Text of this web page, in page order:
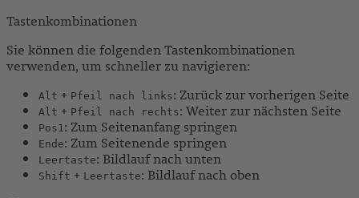
Tastenkombinationen
Sie können die folgenden Tastenkombinationen
verwenden, um schneller zu navigieren:
Alt + Pfeil nach links: Zurück zur vorherigen Seite
Alt + Pfeil nach rechts: Weiter zur nächsten Seite
Pos1: Zum Seitenanfang springen
Ende: Zum Seitenende springen
Leertaste: Bildlauf nach unten
Shift + Leertaste: Bildlauf nach oben